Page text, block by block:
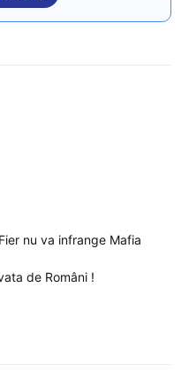
nu va infrange Mafia
de Români !